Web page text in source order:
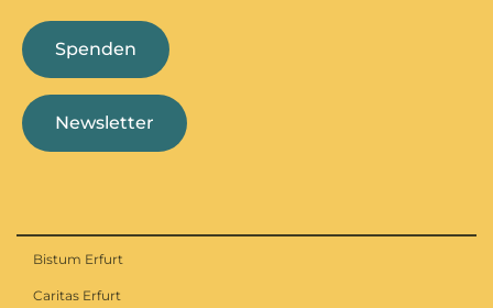
Spenden
Newsletter
Bistum Erfurt
Caritas Erfurt